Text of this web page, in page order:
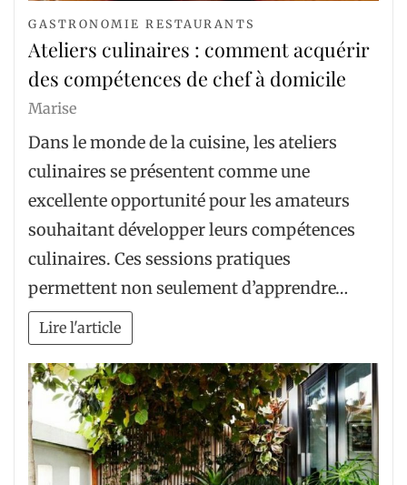
GASTRONOMIE RESTAURANTS
Ateliers culinaires : comment acquérir
des compétences de chef à domicile
Marise
Dans le monde de la cuisine, les ateliers
culinaires se présentent comme une
excellente opportunité pour les amateurs
souhaitant développer leurs compétences
culinaires. Ces sessions pratiques
permettent non seulement d’apprendre…
Lire l'article